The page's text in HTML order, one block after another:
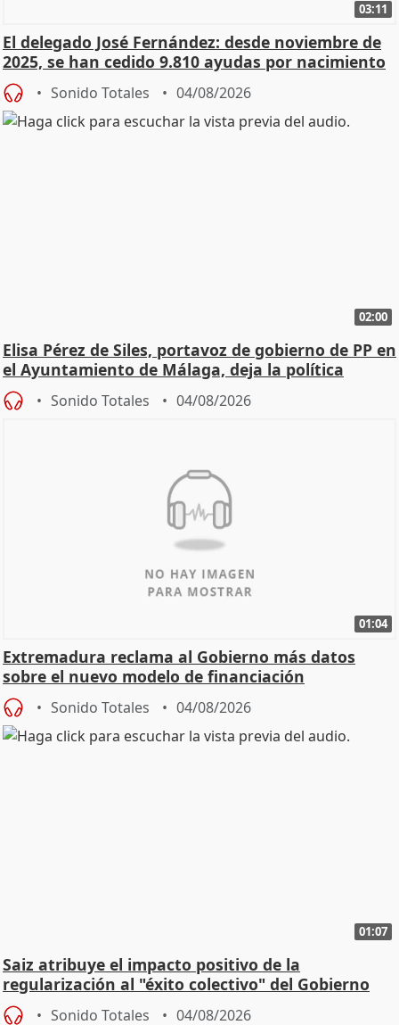
03:11
El delegado José Fernández: desde noviembre de
2025, se han cedido 9.810 ayudas por nacimiento
Sonido Totales 04/08/2026
02:00
Elisa Pérez de Siles, portavoz de gobierno de PP en
el Ayuntamiento de Málaga, deja la política
Sonido Totales 04/08/2026
01:04
Extremadura reclama al Gobierno más datos
sobre el nuevo modelo de financiación
Sonido Totales 04/08/2026
01:07
Saiz atribuye el impacto positivo de la
regularización al "éxito colectivo" del Gobierno
Sonido Totales 04/08/2026